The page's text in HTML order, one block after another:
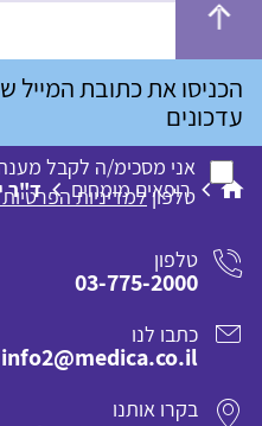
אני מסכימ/ה לקבל
טלפוןלמדיניות
רופאים מומחים ד"ר
טלפון
03-775-2000
כתבו לנו
info2@medica.co.il
בקרו אותנו